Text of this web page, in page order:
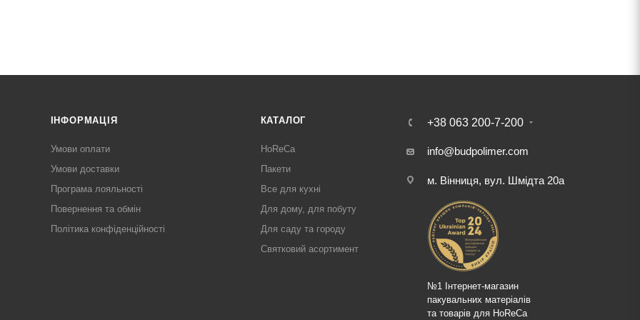
ІНФОРМАЦІЯ
Умови оплати
Умови доставки
Програма лояльності
Повернення та обмін
Політика конфіденційності
КАТАЛОГ
HoReCa
Пакети
Все для кухні
Для дому, для побуту
Для саду та городу
Святковий асортимент
+38 063 200-7-200
info@budpolimer.com
м. Вінниця, вул. Шмідта 20а
№1 Інтернет-магазин
пакувальних матеріалів
та товарів для HoReCa